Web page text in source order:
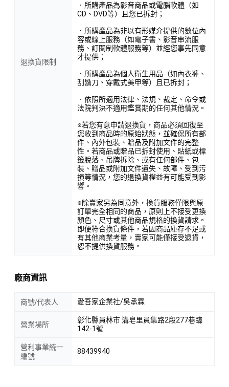
退換貨限制
．所購產品為影音商品或電腦軟體（如
CD、DVD等）且您已拆封；
．所購產品為非以有形媒介提供的數位內
容或線上服務（如電子書、影音串流服
務、訂閱制軟體服務等）並經您事先同意
才提供；
．所購產品為個人衛生用品（如內衣褲、
刮鬍刀、穿戴式美甲等）且已拆封；
．依照所適用法律、法規、裁定、命令或
法院判決不適用鑑賞期的任何其他情況。
※若您有意申請退換貨，商品必須回復至
您收到商品時的原始狀態，並確保所有部
件、內外包裝、贈品及附加文件的完整
性。若商品或贈品已拆封使用、貼紙或標
籤脫落、吊牌拆除、或有任何部件、包
裝、贈品或附加文件遺失、故障、受到污
損等情況，您的退換貨權益有可能受到影
響。
※除賣家另為同意外，換貨服務僅限與原
訂單完全相同的商品，原則上不接受更換
顏色、尺寸或其他商品規格的換貨請求。
即便符合換貨條件，若因商品庫存不足或
有其他商業考量，賣家可能僅接受退貨，
恕不提供換貨服務。
廠商資訊
商號/代表人 愛吾家企業社/吳承霖
營業場所
彰化縣員林市 溝皂里員集路2段277巷臨
142-1號
營利事業統一
編號
88439940